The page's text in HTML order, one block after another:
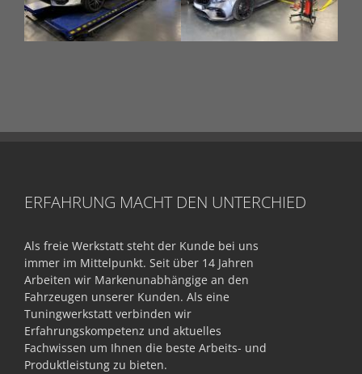
ERFAHRUNG MACHT DEN UNTERCHIED
Als freie Werkstatt steht der Kunde bei uns
immer im Mittelpunkt. Seit über 14 Jahren
Arbeiten wir Markenunabhängige an den
Fahrzeugen unserer Kunden. Als eine
Tuningwerkstatt verbinden wir
Erfahrungskompetenz und aktuelles
Fachwissen um Ihnen die beste Arbeits- und
Produktleistung zu bieten.